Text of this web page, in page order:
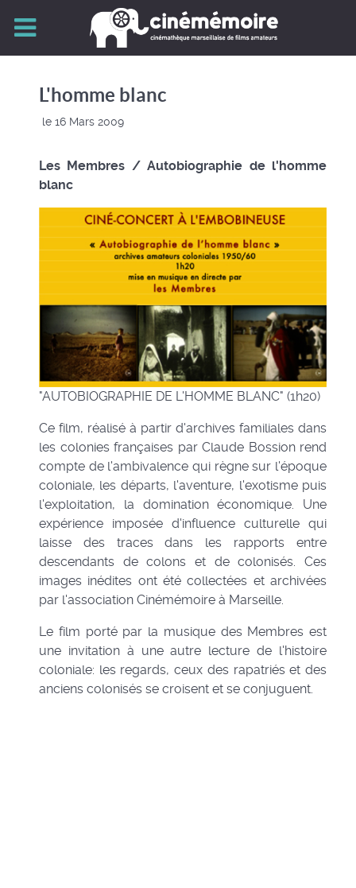
L'homme blanc
le 16 Mars 2009
Les Membres /Autobiographie de l'homme
blanc
"AUTOBIOGRAPHIE DE L'HOMME BLANC" (1h20)
Ce film, réalisé à partir d'archives familiales dans
les colonies françaises par Claude Bossion rend
compte de l'ambivalence qui règne sur l'époque
coloniale, les départs, l'aventure, l'exotisme puis
l'exploitation, la domination économique. Une
expérience imposée d'influence culturelle qui
laisse des traces dans les rapports entre
descendants de colons et de colonisés. Ces
images inédites ont été collectées et archivées
par l'association Cinémémoire à Marseille.
Le film porté par la musique des Membres est
une invitation à une autre lecture de l'histoire
coloniale: les regards, ceux des rapatriés et des
anciens colonisés se croisent et se conjuguent.